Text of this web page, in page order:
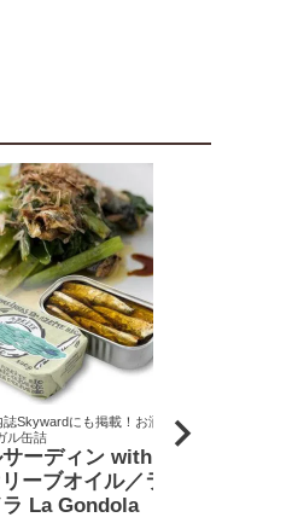
Skywardにも掲載！お洒落
ル缶詰
ーディン with
ーブオイル／ラ
ラ La Gondola